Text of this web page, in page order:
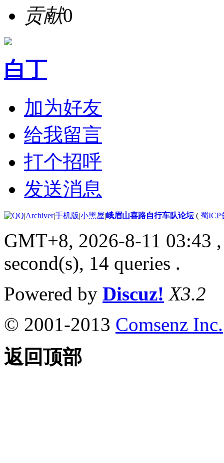
贡献0
白丁
加为好友
给我留言
打个招呼
发送消息
|Archiver|手机版|小黑屋|峨眉山喜路自行车队论坛( 蜀ICP
GMT+8, 2026-8-11 03:43
second(s), 14 queries .
Powered by Discuz! X3.2
© 2001-2013 Comsenz Inc.
返回顶部